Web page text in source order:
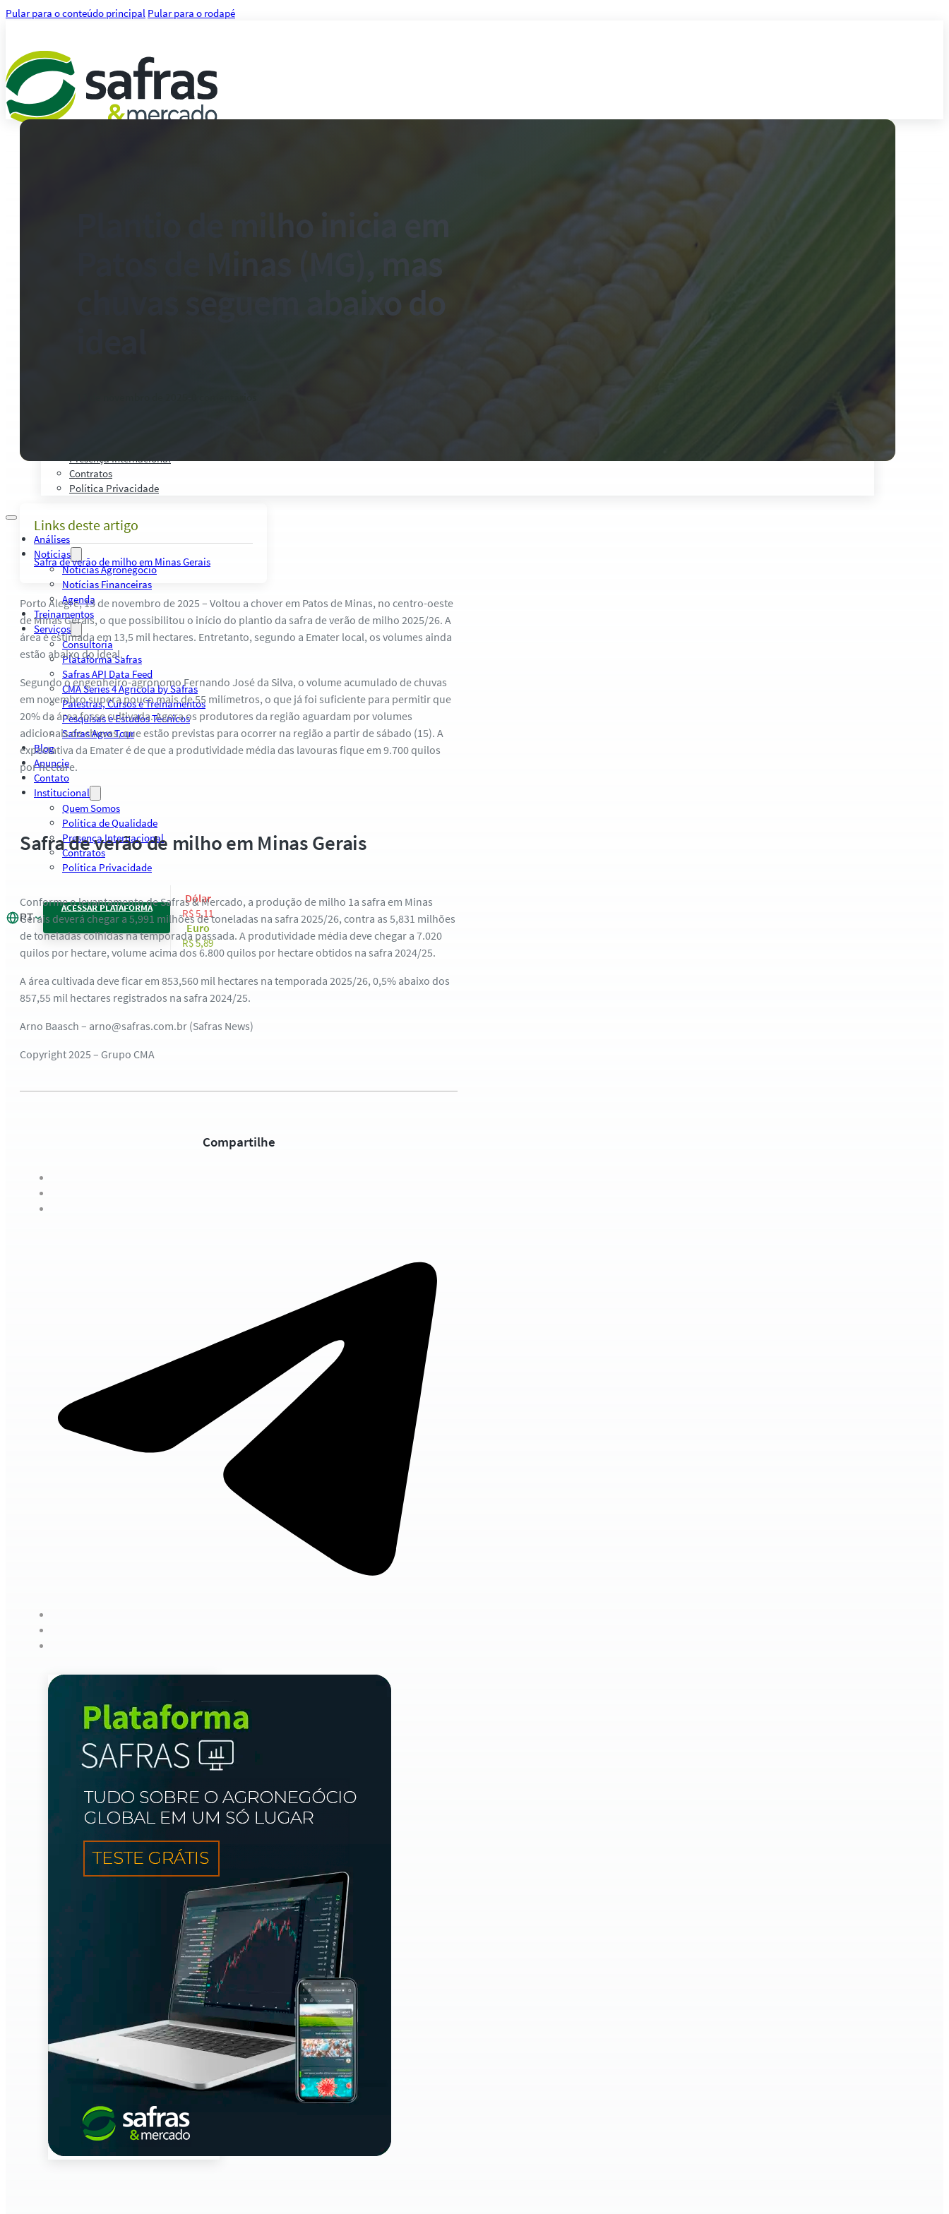
Pular para o conteúdo principal Pular para o rodapé
Presença Internacional
Contratos
Política Privacidade
Análises
Notícias
Notícias Agronegócio
Notícias Financeiras
Agenda
Treinamentos
Serviços
Consultoria
Plataforma Safras
Safras API Data Feed
CMA Series 4 Agrícola by Safras
Palestras, Cursos e Treinamentos
Pesquisas e Estudos Técnicos
Safras Agro Tour
Blog
Anuncie
Contato
Institucional
Quem Somos
Política de Qualidade
Presença Internacional
Contratos
Política Privacidade
PT
ACESSAR PLATAFORMA
Dólar
R$ 5,11
Euro
R$ 5,89
Plantio de milho inicia em
Patos de Minas (MG), mas
chuvas seguem abaixo do
Links deste artigo
Safra de verão de milho em Minas Gerais
Porto Alegre, 13 de novembro de 2025 – Voltou a chover em Patos de Minas, no centro-oeste
de Minas Gerais, o que possibilitou o início do plantio da safra de verão de milho 2025/26. A
área é estimada em 13,5 mil hectares. Entretanto, segundo a Emater local, os volumes ainda
estão abaixo do ideal.
Segundo o engenheiro-agrônomo Fernando José da Silva, o volume acumulado de chuvas
em novembro supera pouco mais de 55 milímetros, o que já foi suficiente para permitir que
20% da área fosse cultivada. Agora os produtores da região aguardam por volumes
adicionais de chuvas, que estão previstas para ocorrer na região a partir de sábado (15). A
expectativa da Emater é de que a produtividade média das lavouras fique em 9.700 quilos
por hectare.
Safra de verão de milho em Minas Gerais
Conforme o levantamento de Safras & Mercado, a produção de milho 1a safra em Minas
Gerais deverá chegar a 5,991 milhões de toneladas na safra 2025/26, contra as 5,831 milhões
de toneladas colhidas na temporada passada. A produtividade média deve chegar a 7.020
quilos por hectare, volume acima dos 6.800 quilos por hectare obtidos na safra 2024/25.
A área cultivada deve ficar em 853,560 mil hectares na temporada 2025/26, 0,5% abaixo dos
857,55 mil hectares registrados na safra 2024/25.
Arno Baasch – arno@safras.com.br (Safras News)
Copyright 2025 – Grupo CMA
Compartilhe